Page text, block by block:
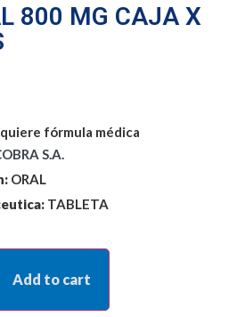
800 MG CAJA X
fórmula médica
S.A.
ORAL
TABLETA
Add to cart